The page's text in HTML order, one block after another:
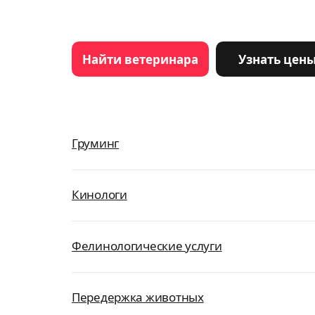
Найти ветеринара Узнать
Груминг
Кинологи
Фелинологические услуги
Передержка животных